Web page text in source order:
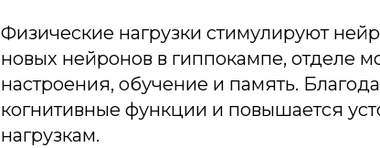
Физические нагрузки стимулируют
новых нейронов в гиппокампе, отделе
настроения, обучение и память.
когнитивные функции и повышается
нагрузкам.